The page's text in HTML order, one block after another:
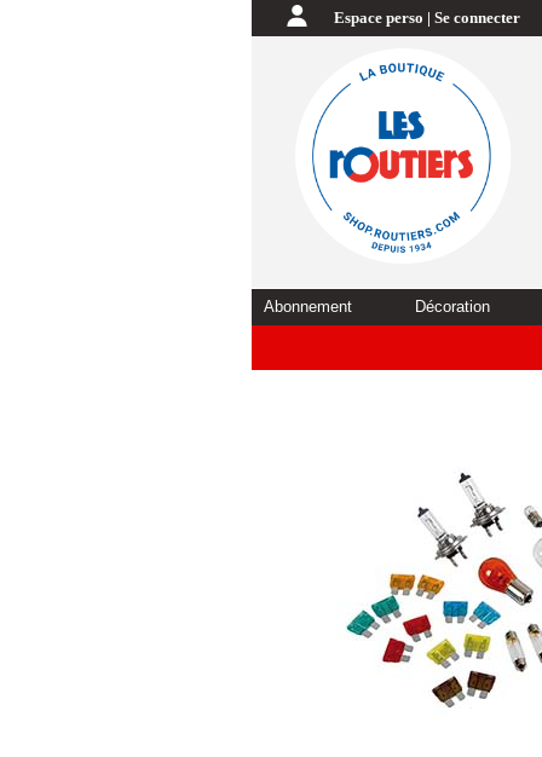
Espace perso | Se connecter
Abonnement Décoration